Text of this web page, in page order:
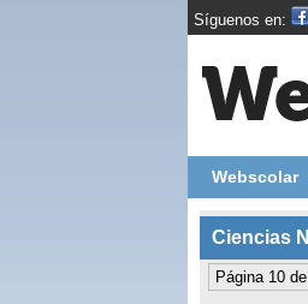
Síguenos en:
Webscolar
Ciencias
Página 10